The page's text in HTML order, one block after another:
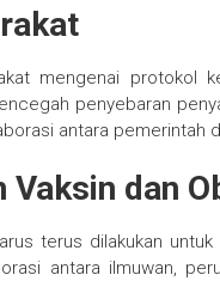
mengenai protokol
penyebaran
antara pemerintah
Vaksin dan
terus dilakukan
antara ilmuwan,